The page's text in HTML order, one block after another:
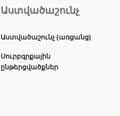
Աստվածաշունչ
Աստվածաշունչ (առցանց)
Սուրբգրքային
ընթերցվածքներ